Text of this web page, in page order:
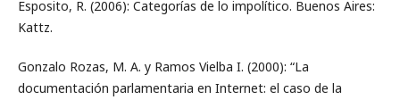
Esposito, R. (2006): Categorías de lo impolítico. Buenos Aires:
Kattz.
Gonzalo Rozas, M. A. y Ramos Vielba I. (2000): “La
documentación parlamentaria en Internet: el caso de la